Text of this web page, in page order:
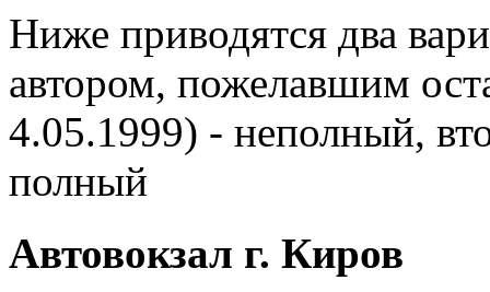
Ниже приводятся два
автором, пожелавшим
4.05.1999) - неполный,
полный
Автовокзал г. Киров